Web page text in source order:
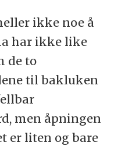
ikke noe å
har ikke like
de to
til bakluken
men åpningen
er liten og bare